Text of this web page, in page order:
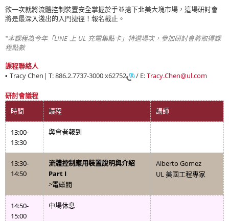
欲一次就將流體控制裝置安全掌握於手並搶下北美大塊市場，這場研討會
將是最深入淺出的入門捷徑！報名截止。
*本課程為今年「LINE 上 UL 充電集點卡」特選場次，參加研討會將取得課
程點數
課程聯絡人
• Tracy Chen| T: 886.2.7737-3000x62752 / E:Tracy.Chen@ul.com
研討會議程
時間
議程 講師
13:00-
13:30
與會者報到
13:30-
14:50
流體控制應用裝置說明與介紹
Part I
>電磁閥
Alberto Gomez
UL 美國工程專家
14:50-
15:00
中場休息